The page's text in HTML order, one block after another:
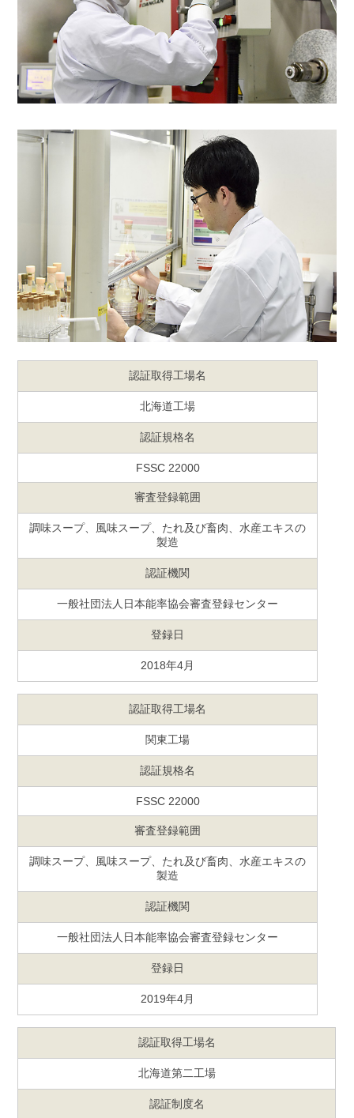
認証取得工場名
北海道工場
認証規格名
FSSC 22000
審査登録範囲
調味スープ、風味スープ、たれ及び畜肉、水産エキスの
製造
認証機関
一般社団法人日本能率協会審査登録センター
登録日
2018年4月
認証取得工場名
関東工場
認証規格名
FSSC 22000
審査登録範囲
調味スープ、風味スープ、たれ及び畜肉、水産エキスの
製造
認証機関
一般社団法人日本能率協会審査登録センター
登録日
2019年4月
認証取得工場名
北海道第二工場
認証制度名